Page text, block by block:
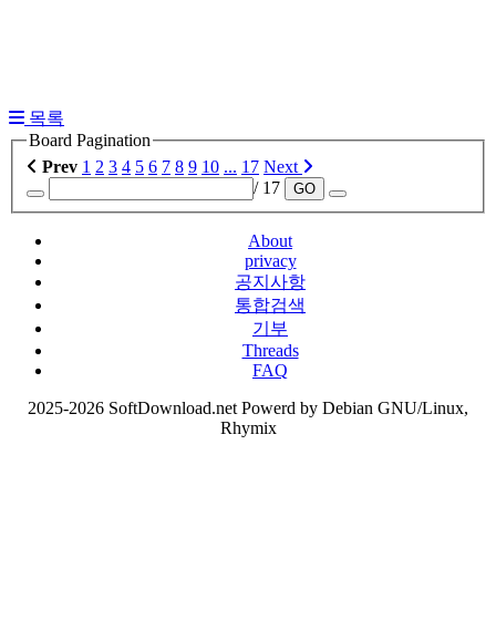
목록
Board Pagination
Prev 1 2 3 4 5 6 7 8 9 10 ... 17 Next
/ 17
GO
About
privacy
공지사항
통합검색
기부
Threads
FAQ
2025-2026 SoftDownload.net Powerd by Debian GNU/Linux,
Rhymix